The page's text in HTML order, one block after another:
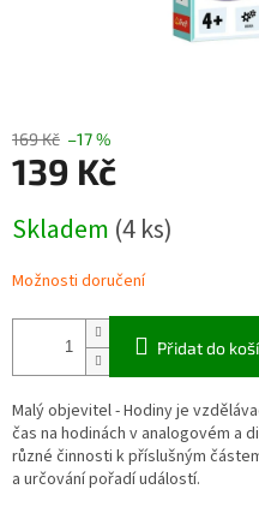
169 Kč –17 %
139 Kč
cena:
Skladem (4 ks)
Možnosti doručení
Přidat do
Malý objevitel - Hodiny je
čas na hodinách v analogovém a
různé činnosti k příslušným
a určování pořadí událostí.